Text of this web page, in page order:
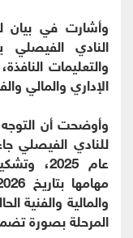
وأشارت في بيان
النادي الفيصلي
والتعليمات
الإداري والمالي
وأوضحت أن
للنادي الفيصلي
عام
والمالية والفنية
المرحلة بصورة